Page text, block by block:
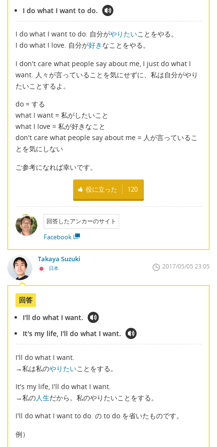
I do what I want to do.
I do what I want to do. 自分がやりたいことをやる。
I do what I love. 自分が好き なことをやる。
I don't care what people say about me, I just do what I
want. 人々が言っていることを気にせずに、私は自分がやり
たいことするよ。
do = する
what I want = 私がしたいこと
what I love = 私が好きなこと
don't care what people say about me = 人が言っているこ
とを気にしない
ご参考になれば幸いです。
役に立った 120
回答したアンカーのサイト
Facebook
Takaya Suzuki
日本 2017/05/05 23:05
回答
I'll do what I want.
It's my life, I'll do what I want.
I'll do what I want.
→私は私のやりたいことをする。
It's my life, I'll do what I want.
→私の人生だから。私のやりたいことをする。
I'll do what I want to do. の to do を省いたものです。
例）